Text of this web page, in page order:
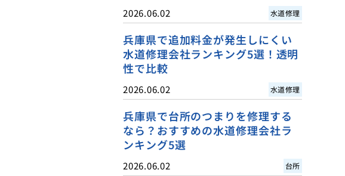
2026.06.02 水道修理
兵庫県で追加料金が発生しにくい
水道修理会社ランキング5選！透明
性で比較
2026.06.02 水道修理
兵庫県で台所のつまりを修理する
なら？おすすめの水道修理会社ラ
ンキング5選
2026.06.02 台所